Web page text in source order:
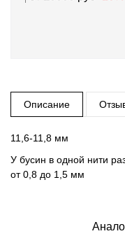
Описание
11,6-11,8 мм
У бусин в одной нити
от 0,8 до 1,5 мм